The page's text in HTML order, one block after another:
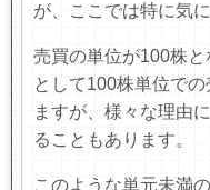
が、ここでは特に気
売買の単位が100株と
として100株単位での
ますが、様々な理由
ることもあります。
このような単元未満